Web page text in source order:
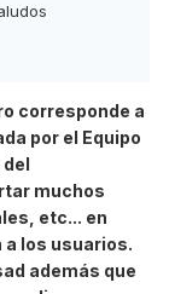
corresponde a
por el Equipo
muchos
etc... en
los usuarios.
además que